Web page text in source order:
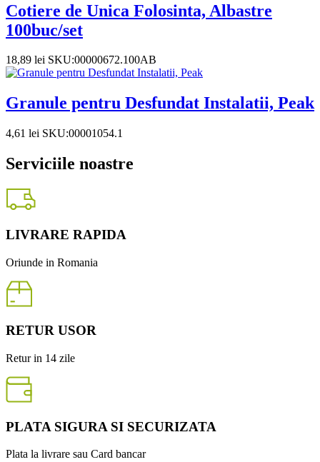
Cotiere de Unica Folosinta, Albastre
100buc/set
18,89 lei SKU:00000672.100AB
Granule pentru Desfundat Instalatii, Peak
4,61 lei SKU:00001054.1
Serviciile noastre
LIVRARE RAPIDA
Oriunde in Romania
RETUR USOR
Retur in 14 zile
PLATA SIGURA SI SECURIZATA
Plata la livrare sau Card bancar